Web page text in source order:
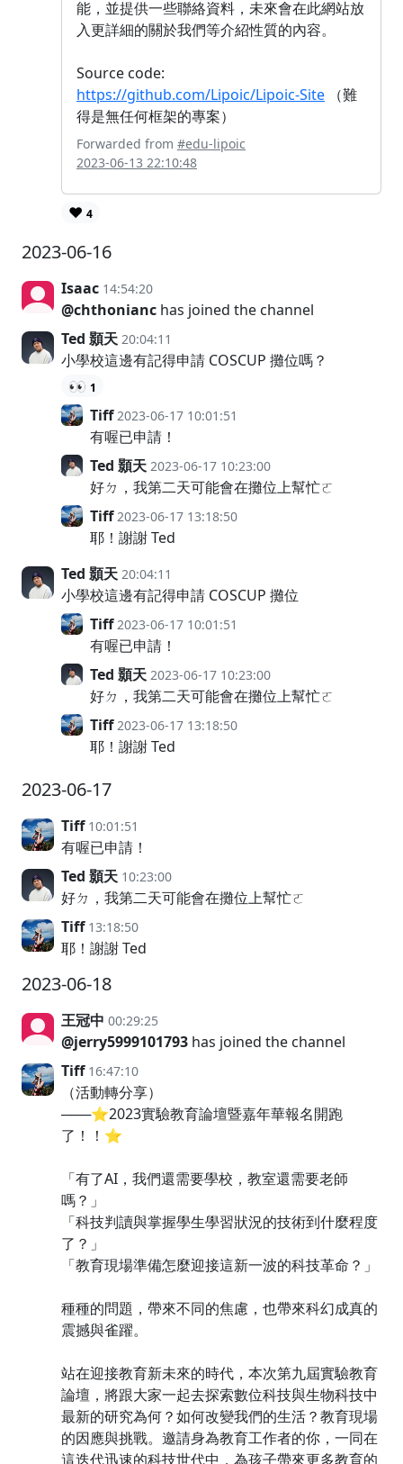
能，並提供一些聯絡資料，未來會在此網站放
入更詳細的關於我們等介紹性質的內容。
Source code:
https://github.com/Lipoic/Lipoic-Site （難
得是無任何框架的專案）
Forwarded from #edu-lipoic
2023-06-13 22:10:48
❤️ 4
2023-06-16
Isaac 14:54:20
@chthonianc has joined the channel
Ted 顥天 20:04:11
小學校這邊有記得申請 COSCUP 攤位嗎？
👀 1
Tiff 2023-06-17 10:01:51
有喔已申請！
Ted 顥天 2023-06-17 10:23:00
好ㄉ，我第二天可能會在攤位上幫忙ㄛ
Tiff 2023-06-17 13:18:50
耶！謝謝 Ted
Ted 顥天 20:04:11
小學校這邊有記得申請 COSCUP 攤位
Tiff 2023-06-17 10:01:51
有喔已申請！
Ted 顥天 2023-06-17 10:23:00
好ㄉ，我第二天可能會在攤位上幫忙ㄛ
Tiff 2023-06-17 13:18:50
耶！謝謝 Ted
2023-06-17
Tiff 10:01:51
有喔已申請！
Ted 顥天 10:23:00
好ㄉ，我第二天可能會在攤位上幫忙ㄛ
Tiff 13:18:50
耶！謝謝 Ted
2023-06-18
王冠中 00:29:25
@jerry5999101793 has joined the channel
Tiff 16:47:10
（活動轉分享）
───⭐️2023實驗教育論壇暨嘉年華報名開跑
了！！⭐️
「有了AI，我們還需要學校，教室還需要老師
嗎？」
「科技判讀與掌握學生學習狀況的技術到什麼程度
了？」
「教育現場準備怎麼迎接這新一波的科技革命？」
種種的問題，帶來不同的焦慮，也帶來科幻成真的
震撼與雀躍。
站在迎接教育新未來的時代，本次第九屆實驗教育
論壇，將跟大家一起去探索數位科技與生物科技中
最新的研究為何？如何改變我們的生活？教育現場
的因應與挑戰。邀請身為教育工作者的你，一同在
這迭代迅速的科技世代中，為孩子帶來更多教育的